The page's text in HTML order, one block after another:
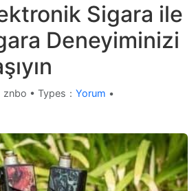
Sigara ile
Deneyiminizi
• Types： Yorum •